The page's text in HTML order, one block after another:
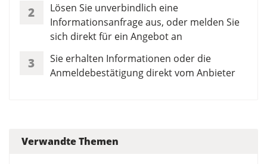
2
Lösen Sie unverbindlich eine
Informationsanfrage aus, oder melden Sie
sich direkt für ein Angebot an
3
Sie erhalten Informationen oder die
Anmeldebestätigung direkt vom Anbieter
Verwandte Themen